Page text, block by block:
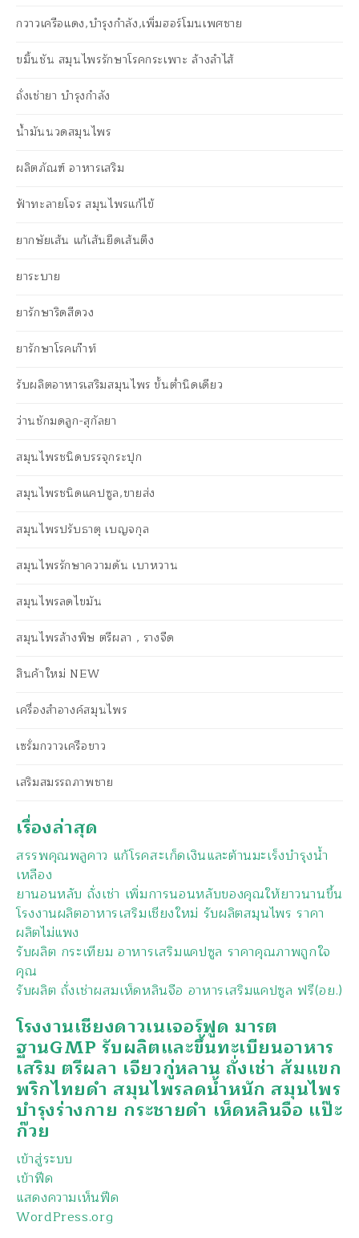
กวาวเครือแดง,บำรุงกำลัง,เพิ่มฮอร์โมนเพศชาย
ขมิ้นชัน สมุนไพรรักษาโรคกระเพาะ ล้างลำไส้
ถั่งเช่ายา บำรุงกำลัง
น้ำมันนวดสมุนไพร
ผลิตภัณฑ์ อาหารเสริม
ฟ้าทะลายโจร สมุนไพรแก้ไข้
ยากษัยเส้น แก้เส้นยึดเส้นตึง
ยาระบาย
ยารักษาริดสีดวง
ยารักษาโรคเก๊าท์
รับผลิตอาหารเสริมสมุนไพร ขั้นต่ำนิดเดียว
ว่านชักมดลูก-สุกัลยา
สมุนไพรชนิดบรรจุกระปุก
สมุนไพรชนิดแคปซูล,ขายส่ง
สมุนไพรปรับธาตุ เบญจกุล
สมุนไพรรักษาความดัน เบาหวาน
สมุนไพรลดไขมัน
สมุนไพรล้างพิษ ตรีผลา , รางจืด
สินค้าใหม่ NEW
เครื่องสำอางค์สมุนไพร
เซรั่มกวาวเครือขาว
เสริมสมรรถภาพชาย
เรื่องล่าสุด
สรรพคุณพลูคาว แก้โรคสะเก็ดเงินและต้านมะเร็งบำรุงน้ำ
เหลือง
ยานอนหลับ ถั่งเช่า เพิ่มการนอนหลับของคุณให้ยาวนานขึ้น
โรงงานผลิตอาหารเสริมเชียงใหม่ รับผลิตสมุนไพร ราคา
ผลิตไม่แพง
รับผลิต กระเทียม อาหารเสริมแคปซูล ราคาคุณภาพถูกใจ
คุณ
รับผลิต ถั่งเช่าผสมเห็ดหลินจือ อาหารเสริมแคปซูล ฟรี(อย.)
โรงงานเชียงดาวเนเจอร์ฟูด มารต
ฐานGMP รับผลิตและขึ้นทะเบียนอาหาร
เสริม ตรีผลา เจียวกู่หลาน ถั่งเช่า ส้มแขก
พริกไทยดำ สมุนไพรลดน้ำหนัก สมุนไพร
บำรุงร่างกาย กระชายดำ เห็ดหลินจือ แป๊ะ
ก๊วย
เข้าสู่ระบบ
เข้าฟีด
แสดงความเห็นฟีด
WordPress.org